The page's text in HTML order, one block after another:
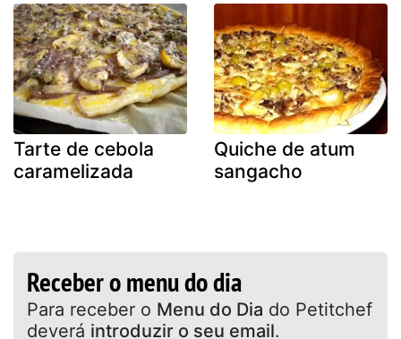
Tarte de cebola
caramelizada
Quiche de atum
sangacho
Receber o menu do dia
Para receber o Menu do Dia do Petitchef
deverá introduzir o seu email.